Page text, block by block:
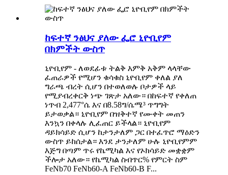
ከፍተኛ ንፅህና ያለው ፌሮ ኒዮቢየም
በክምችት ውስጥ
ኒዮቢየም - ለወደፊቱ ትልቅ እምቅ አቅም ላላቸው
ፈጠራዎች የሚሆን ቁሳቁስ ኒዮቢየም ቀለል ያለ
ግራጫ ብረት ሲሆን በተወለወሉ ቦታዎች ላይ
የሚያብረቀርቅ ነጭ ገጽታ አለው። በከፍተኛ የቀለጠ
ነጥብ 2,477°ሴ እና በ8.58ግ/ሴሜ³ ጥግግት
ይታወቃል። ኒዮቢየም በዝቅተኛ የሙቀት መጠን
እንኳን በቀላሉ ሊፈጠር ይችላል። ኒዮቢየም
ዳይክሳይድ ሲሆን ከታንታለም ጋር በተፈጥሮ ማዕድን
ውስጥ ይከሰታል። እንደ ታንታለም ሁሉ ኒዮቢየምም
እጅግ በጣም ጥሩ የኬሚካል እና የኦክሳይድ መቋቋም
ችሎታ አለው። የኬሚካል ስብጥር% የምርት ስም
FeNb70 FeNb60-A FeNb60-B F...